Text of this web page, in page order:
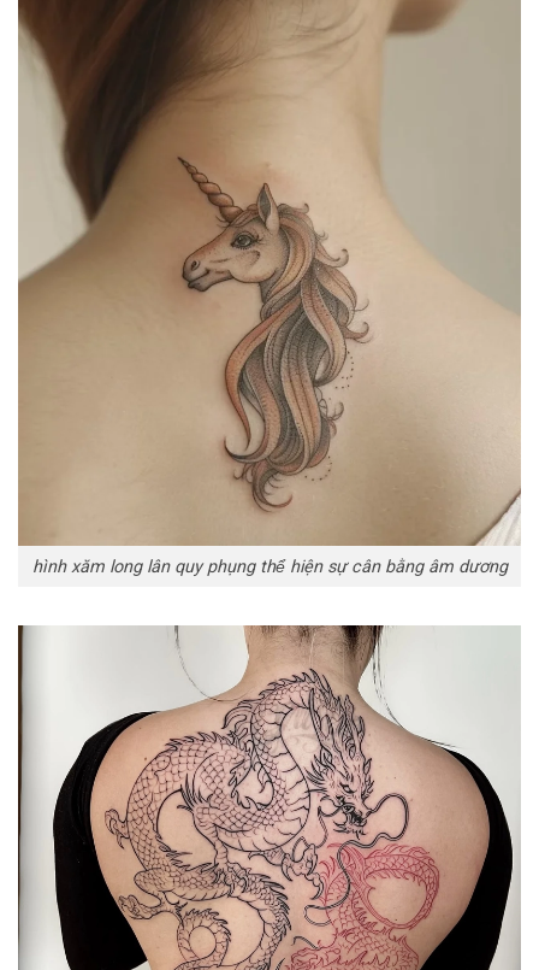
hình xăm long lân quy phụng thể hiện sự cân bằng âm dương